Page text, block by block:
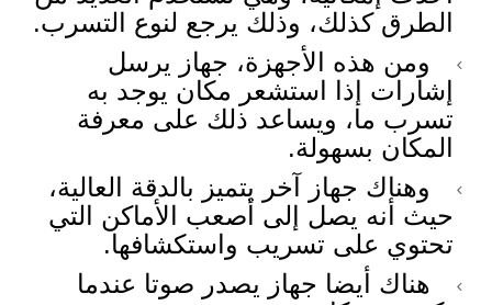
الطرق كذلك، وذلك يرجع لنوع التسرب.
ومن هذه الأجهزة، جهاز يرسل
إشارات إذا استشعر مكان يوجد به
تسرب ما، ويساعد ذلك على معرفة
المكان بسهولة.
وهناك جهاز آخر يتميز بالدقة العالية،
حيث أنه يصل إلى أصعب الأماكن التي
تحتوي على تسريب واستكشافها.
هناك أيضا جهاز يصدر صوتا عندما